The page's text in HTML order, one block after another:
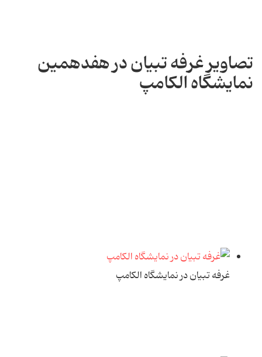
تصاویر غرفه تبیان در هفدهمین
نمایشگاه الکامپ
غرفه تبیان در نمایشگاه الکامپ